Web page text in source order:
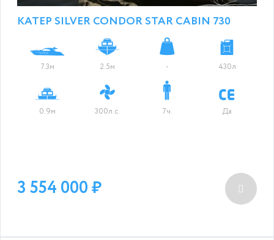
КАТЕР SILVER CONDOR STAR CABIN 730
7.3м 2.5м - 430л
0.9м 300л.с. 7ч. Да
3 554 000